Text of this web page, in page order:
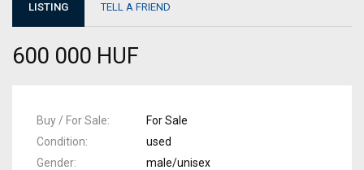
LISTING TELL A FRIEND
600 000 HUF
Buy / For Sale
For Sale
Condition
used
Gender
male/unisex